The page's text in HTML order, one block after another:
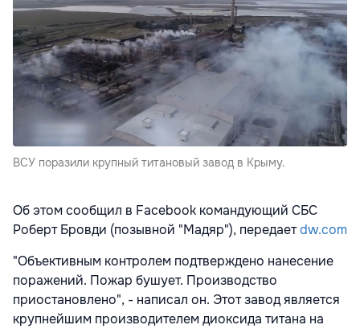
ВСУ поразили крупный титановый завод в Крыму.
Об этом сообщил в Facebook командующий СБС
Роберт Бровди (позывной "Мадяр"), передаетdw.com
"Объективным контролем подтверждено нанесение
поражений. Пожар бушует. Производство
приостановлено", - написал он. Этот завод является
крупнейшим производителем диоксида титана на